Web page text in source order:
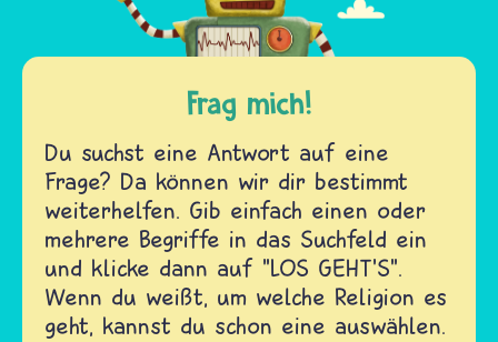
Frag mich!
Du suchst eine Antwort auf eine
Frage? Da können wir dir bestimmt
weiterhelfen. Gib einfach einen oder
mehrere Begriffe in das Suchfeld ein
und klicke dann auf "LOS GEHT'S".
Wenn du weißt, um welche Religion es
geht, kannst du schon eine auswählen.